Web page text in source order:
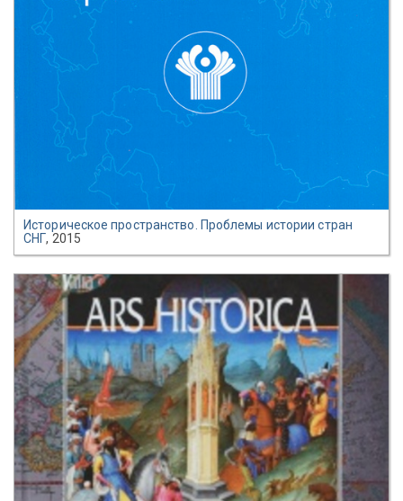
Историческое пространство. Проблемы истории стран
СНГ, 2015